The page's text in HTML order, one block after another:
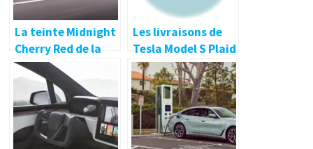
La teinte Midnight
Cherry Red de la
Tesla Model Y a
vraiment de la
gueule !
Les livraisons de
Tesla Model S Plaid
et X Plaid débutent
cette semaine en
France et en
Europe